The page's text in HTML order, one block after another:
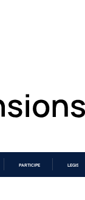
PARTICIPE